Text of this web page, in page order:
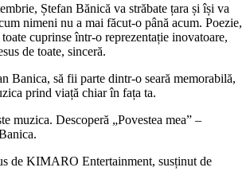
Ștefan Bănică va străbate țara și își va
nimeni nu a mai făcut-o până acum. Poezie,
cuprinse într-o reprezentație inovatoare,
de toate, sinceră.
Banica, să fii parte dintr-o seară memorabilă,
prind viață chiar în fața ta.
muzica. Descoperă „Povestea mea” –
de KIMARO Entertainment, susținut de